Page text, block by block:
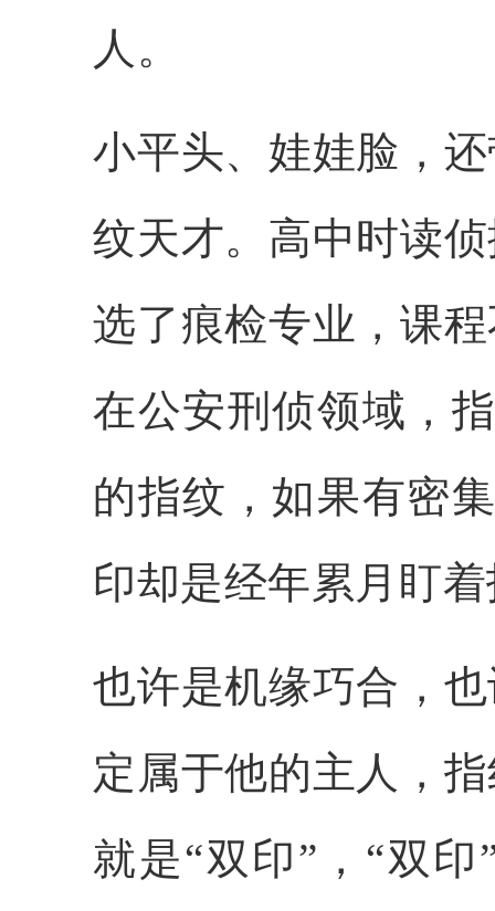
人。
小平头、娃娃脸，
纹天才。高中时读
选了痕检专业，课
在公安刑侦领域，
的指纹，如果有密
印却是经年累月盯
也许是机缘巧合，
定属于他的主人，
就是“双印”，“双